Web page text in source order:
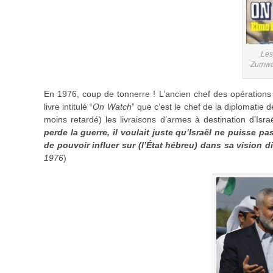
En 1976, coup de tonnerre ! L’ancien chef des
livre intitulé “On Watch” que c’est le chef de la diplomatie
moins retardé) les livraisons d’armes à destination
perde la guerre, il voulait juste qu’Israël ne puisse
de pouvoir influer sur (l’État hébreu) dans sa vision
1976)